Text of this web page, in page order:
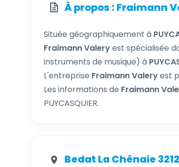
À propos : Fraimann
Située géographiquement à
Fraimann Valeryest spécialisée
instruments de musique) à
L'entreprise Fraimann Valeryest
Les informations de Fraimann
PUYCASQUIER.
Bedat La Chênaie